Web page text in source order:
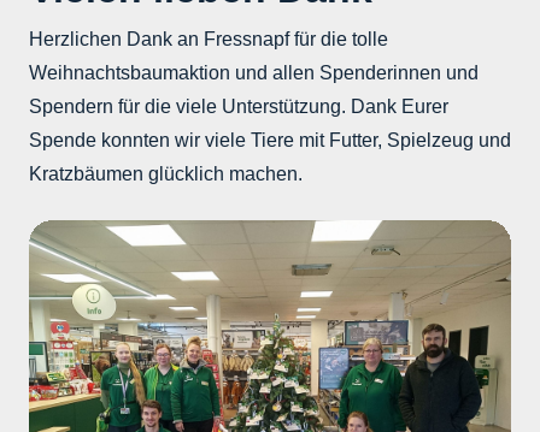
Herzlichen Dank an Fressnapf für die tolle
Weihnachtsbaumaktion und allen Spenderinnen und
Spendern für die viele Unterstützung. Dank Eurer
Spende konnten wir viele Tiere mit Futter, Spielzeug und
Kratzbäumen glücklich machen.